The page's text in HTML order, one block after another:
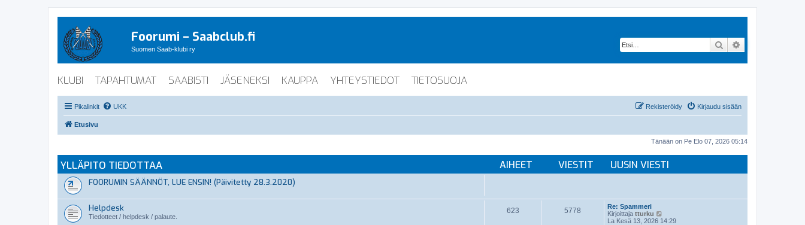
Foorumi – Saabclub.fi
Suomen Saab-klubi ry Etsi
KLUBI TAPAHTUMAT SAABISTI JÄSENEKSI KAUPPA YHTEYSTIEDOT TIETOSUOJA
Pikalinkit UKK Kirjaudu sisään
Rekisteröidy
Etusivu
Tänään on Pe Elo 07, 2026 05:14
YLLÄPITO TIEDOTTAA AIHEET VIESTIT UUSIN VIESTI
FOORUMIN SÄÄNNÖT, LUE ENSIN! (Päivitetty 28.3.2020)
Helpdesk
Tiedotteet / helpdesk / palaute.
623 5778
Re: Spammeri
Kirjoittaja tturku
ä
La Kesä 13, 2026 14:29